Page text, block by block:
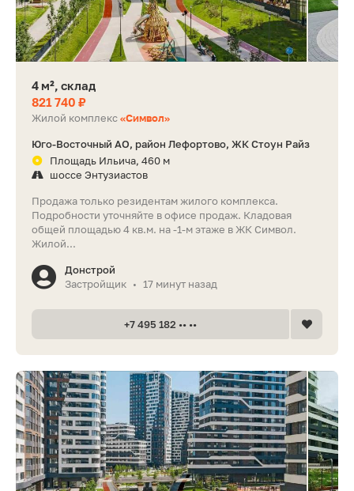
4 м², склад
821 740 ₽
Жилой комплекс«Символ»
Юго-Восточный АО, район Лефортово, ЖК Стоун Райз
Площадь Ильича, 460 м
шоссе Энтузиастов
Продажа только резидентам жилого комплекса.
Подробности уточняйте в офисе продаж. Кладовая
общей площадью 4 кв.м. на -1-м этаже в ЖК Символ.
Жилой...
Донстрой
Застройщик • 17 минут назад
+7 495 182 •• ••